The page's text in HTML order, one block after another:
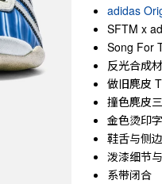
adidas
SFTM x
Song For
反光合成
做旧麂皮
撞色麂皮
金色烫印
鞋舌与侧
泼漆细节
系带闭合